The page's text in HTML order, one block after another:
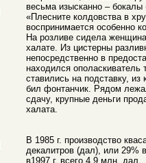
весьма изысканно –
«Плесните колдовства в
воспринимается особенно
На розливе сидела
халате. Из цистерны
непосредственно в
находился ополаскиватель
ставились на подставку, из
бил фонтанчик. Рядом
сдачу, крупные деньги
халата.
В 1985 г. производство
декалитров (дал), или 29%
в1997 г. всего 4,9 млн.